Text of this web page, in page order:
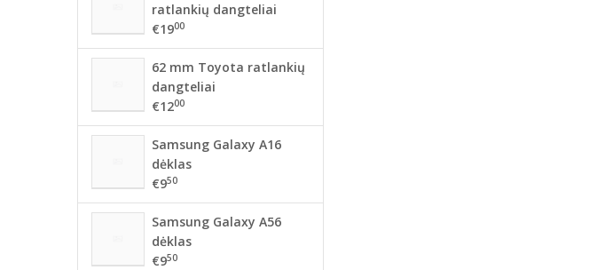
ratlankių dangteliai
€1900
62 mm Toyota ratlankių
dangteliai
€1200
Samsung Galaxy A16
dėklas
€950
Samsung Galaxy A56
dėklas
€950